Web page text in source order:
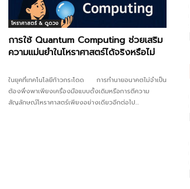
โหราศาสตร์ & ดูดวง
การใช้ Quantum Computing ช่วยเสริม
ความแม่นยำในโหราศาสตร์ได้จริงหรือไม่
ในยุคที่เทคโนโลยีก้าวกระโดด การทำนายอนาคตไม่จำเป็น
ต้องพึ่งพาเพียงเครื่องมือแบบดั้งเดิมหรือการตีความ
สัญลักษณ์โหราศาสตร์เพียงอย่างเดียวอีกต่อไป